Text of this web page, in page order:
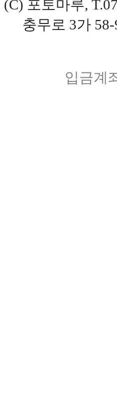
(C) 포토마루,
충무로 3가
입금계